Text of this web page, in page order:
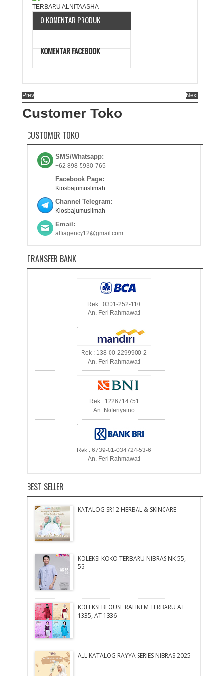
0 KOMENTAR PRODUK
KOMENTAR FACEBOOK
Prev Next
Customer Toko
CUSTOMER TOKO
SMS/Whatsapp:
+62 898-5930-765
Facebook Page:
Kiosbajumuslimah
Channel Telegram:
Kiosbajumuslimah
Email:
alfiagency12@gmail.com
TRANSFER BANK
Rek : 0301-252-110
An. Feri Rahmawati
Rek : 138-00-2299900-2
An. Feri Rahmawati
Rek : 1226714751
An. Noferiyatno
Rek : 6739-01-034724-53-6
An. Feri Rahmawati
BEST SELLER
KATALOG SR12 HERBAL & SKINCARE
KOLEKSI KOKO TERBARU NIBRAS NK 55,
56
KOLEKSI BLOUSE RAHNEM TERBARU AT
1335, AT 1336
ALL KATALOG RAYYA SERIES NIBRAS 2025